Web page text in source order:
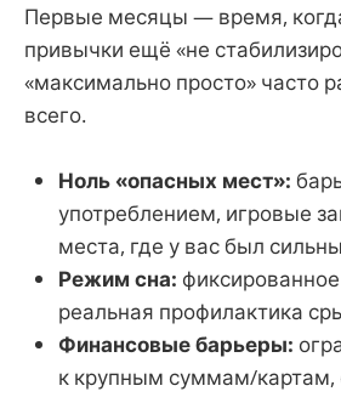
Первые месяцы — время,
привычки ещё «не
«максимально просто» часто
всего.
Ноль «опасных мест»:
употреблением, игровые
места, где у вас был
Режим сна:
реальная профилактика
Финансовые барьеры:
к крупным суммам/картам,